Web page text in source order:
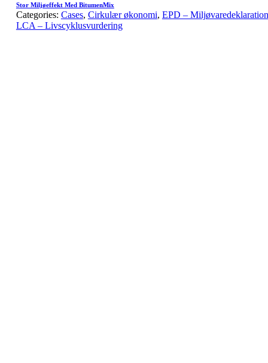
Stor Miljøeffekt Med BitumenMix
Categories: Cases, Cirkulær økonomi, EPD – Miljøvaredeklaration
LCA – Livscyklusvurdering